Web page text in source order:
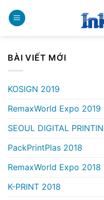
qua
BÀI VIẾT MỚI
KOSIGN 2019
RemaxWorld Expo 2019
SEOUL DIGITAL
PackPrintPlas 2018
RemaxWorld Expo 2018
K-PRINT 2018